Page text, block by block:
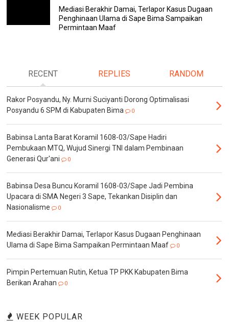
Mediasi Berakhir Damai, Terlapor Kasus Dugaan
Penghinaan Ulama di Sape Bima Sampaikan
Permintaan Maaf
RECENT REPLIES RANDOM
Rakor Posyandu, Ny. Murni Suciyanti Dorong Optimalisasi
Posyandu 6 SPM di Kabupaten Bima
0
Babinsa Lanta Barat Koramil 1608-03/Sape Hadiri
Pembukaan MTQ, Wujud Sinergi TNI dalam Pembinaan
Generasi Qur'ani
0
Babinsa Desa Buncu Koramil 1608-03/Sape Jadi Pembina
Upacara di SMA Negeri 3 Sape, Tekankan Disiplin dan
Nasionalisme
0
Mediasi Berakhir Damai, Terlapor Kasus Dugaan Penghinaan
Ulama di Sape Bima Sampaikan Permintaan Maaf
0
Pimpin Pertemuan Rutin, Ketua TP PKK Kabupaten Bima
Berikan Arahan
0
WEEK POPULAR